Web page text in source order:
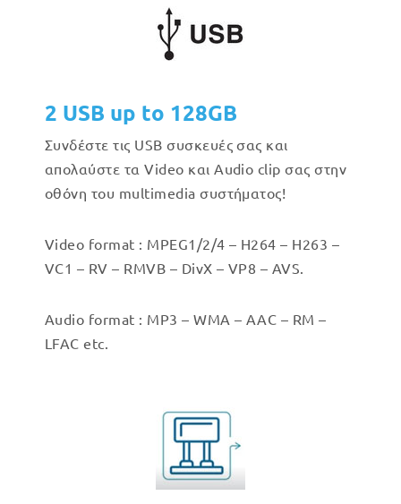
2 USB up to 128GB
Συνδέστε τις USB συσκευές σας και
απολαύστε τα Video και Audio clip σας στην
οθόνη του multimedia συστήματος!
Video format : MPEG1/2/4 – H264 – H263 –
VC1 – RV – RMVB – DivX – VP8 – AVS.
Audio format : MP3 – WMA – AAC – RM –
LFAC etc.